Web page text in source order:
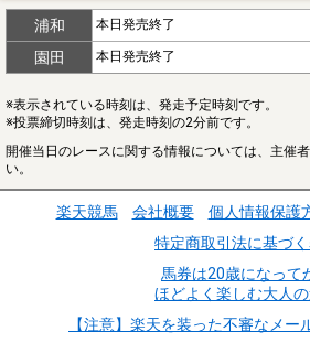
浦和 本日発売終了
園田 本日発売終了
※表示されている時刻は、発走予定時刻です。
※投票締切時刻は、発走時刻の2分前です。
開催当日のレースに関する情報については、主催
い。
楽天競馬 会社概要 個人情報保護
特定商取引法に基づ
馬券は20歳になって
ほどよく楽しむ大人
【注意】楽天を装った不審なメー